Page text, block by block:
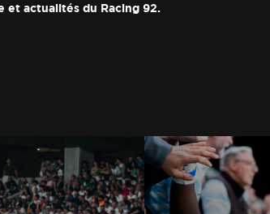
et actualités du Racing 92.